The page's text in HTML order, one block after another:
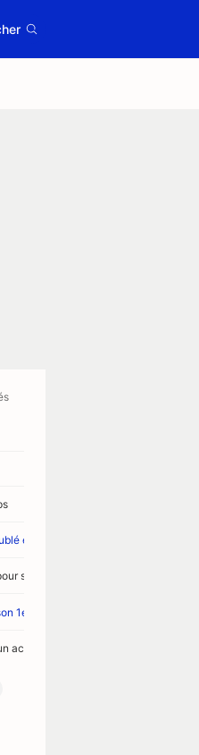
en Leagues Cup
signer
1er match de préparation face à
accord contractuel